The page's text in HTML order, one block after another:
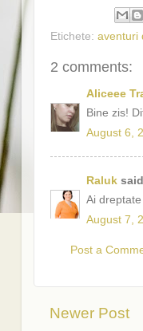
Etichete: aventuri
2 comments:
Aliceee
Bine zis!
August 6,
Raluk
Ai dreptate
August 7,
Post a
Newer Post